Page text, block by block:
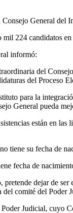
General del
224 candidatos
informó:
del
del Proceso
para la
General pueda
están en
tiene su fecha de
fecha de
dejar de
comité del Poder
Judicial,